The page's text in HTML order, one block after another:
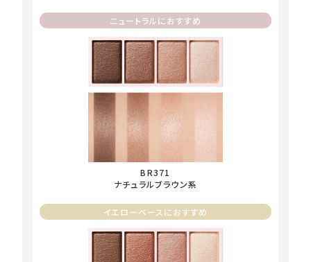
ニュートラルにおすすめ
BR371
ナチュラルブラウン系
イエローベースにおすすめ